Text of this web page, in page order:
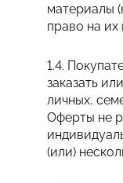
материалы
право на
1.4.
заказать
личных,
Оферты не
(или)